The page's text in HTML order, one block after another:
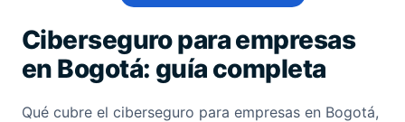
Ciberseguro para empresas
en Bogotá: guía completa
Qué cubre el ciberseguro para empresas en Bogotá,